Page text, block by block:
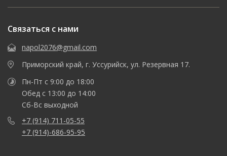
Связаться с нами
napol2076@gmail.com
Приморский край, г. Уссурийск, ул. Резервная 17.
Пн-Пт с 9:00 до 18:00
Обед с 13:00 до 14:00
Сб-Вс выходной
+7 (914) 711-05-55
+7 (914)-686-95-95